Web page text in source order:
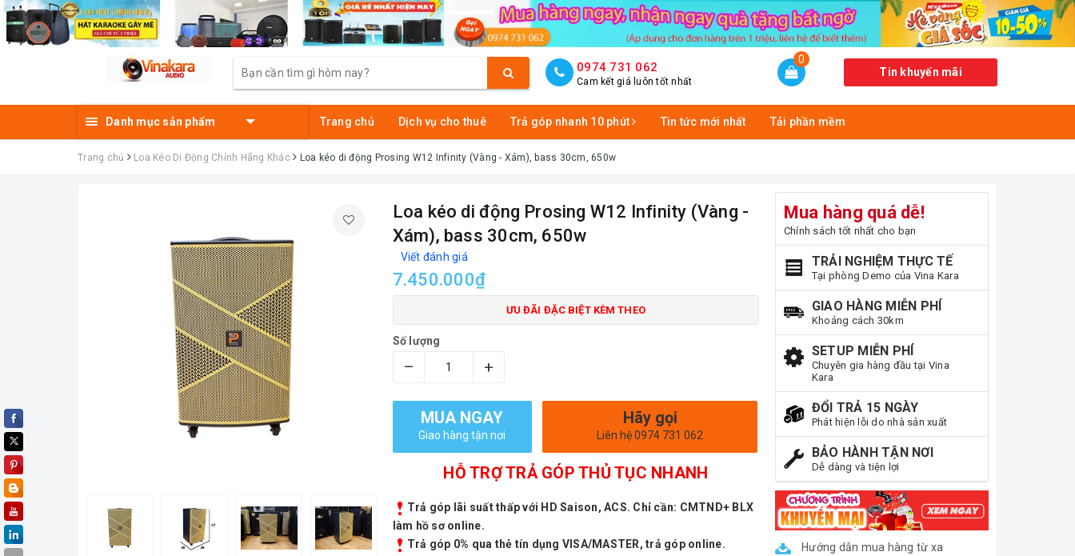
0974 731 062
Cam kết giá luôn tốt nhất
0
Tin khuyến mãi
Danh mục sản phẩm Trang chủ Dịch vụ cho thuê Trả góp nhanh 10 phút Tin tức mới nhất Tải phần mềm
Trang chủ Loa Kéo Di Động Chính Hãng Khác Loa kéo di động Prosing W12 Infinity (Vàng - Xám), bass 30cm, 650w
Loa kéo di động Prosing W12 Infinity (Vàng -
Xám), bass 30cm, 650w
Viết đánh giá
7.450.000₫
ƯU ĐÃI ĐẶC BIỆT KÈM THEO
Số lượng
– +
MUA NGAY
Giao hàng tận nơi
Hãy gọi
Liên hệ 0974 731 062
HỖ TRỢ TRẢ GÓP THỦ TỤC NHANH
Trả góp lãi suất thấp với HD Saison, ACS. Chỉ cần: CMTND+ BLX
làm hồ sơ online.
Trả góp 0% qua thẻ tín dụng VISA/MASTER, trả góp online.
Mua hàng quá dễ!
Chính sách tốt nhất cho bạn
TRẢI NGHIỆM THỰC TẾ
Tại phòng Demo của Vina Kara
GIAO HÀNG MIỄN PHÍ
Khoảng cách 30km
SETUP MIỄN PHÍ
Chuyên gia hàng đầu tại Vina
Kara
ĐỔI TRẢ 15 NGÀY
Phát hiện lỗi do nhà sản xuất
BẢO HÀNH TẬN NƠI
Dễ dàng và tiện lợi
Hướng dẫn mua hàng từ xa